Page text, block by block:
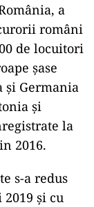
a
români
de locuitori
șase
și Germania
și
la
2016.
s-a redus
2019 și cu